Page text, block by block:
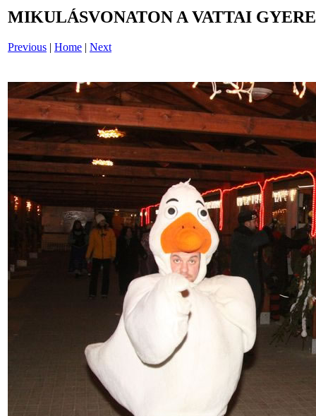
MIKULÁSVONATON A VATTAI
Previous | Home | Next